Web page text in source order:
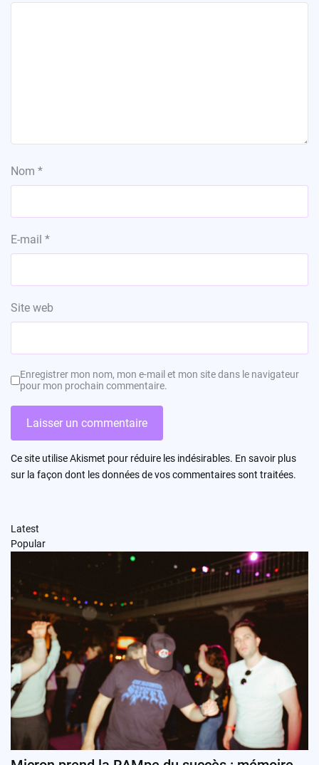
Nom *
E-mail *
Site web
Enregistrer mon nom, mon e-mail et mon site dans le navigateur
pour mon prochain commentaire.
Ce site utilise Akismet pour réduire les indésirables. En savoir plus
sur la façon dont les données de vos commentaires sont traitées.
Latest
Popular